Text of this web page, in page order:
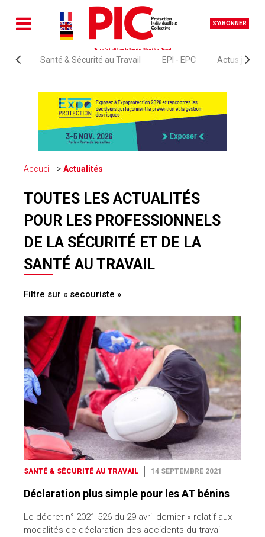
S'ABONNER
Toute l'actualité sur la Santé et Sécurité au Travail
Santé & Sécurité au Travail EPI - EPC Actus
Accueil Actualités
TOUTES LES ACTUALITÉS
POUR LES PROFESSIONNELS
DE LA SÉCURITÉ ET DE LA
SANTÉ AU TRAVAIL
Filtre sur « secouriste »
SANTÉ & SÉCURITÉ AU TRAVAIL 14 SEPTEMBRE 2021
Déclaration plus simple pour les AT bénins
Le décret n° 2021-526 du 29 avril dernier « relatif aux
modalités de déclaration des accidents du travail